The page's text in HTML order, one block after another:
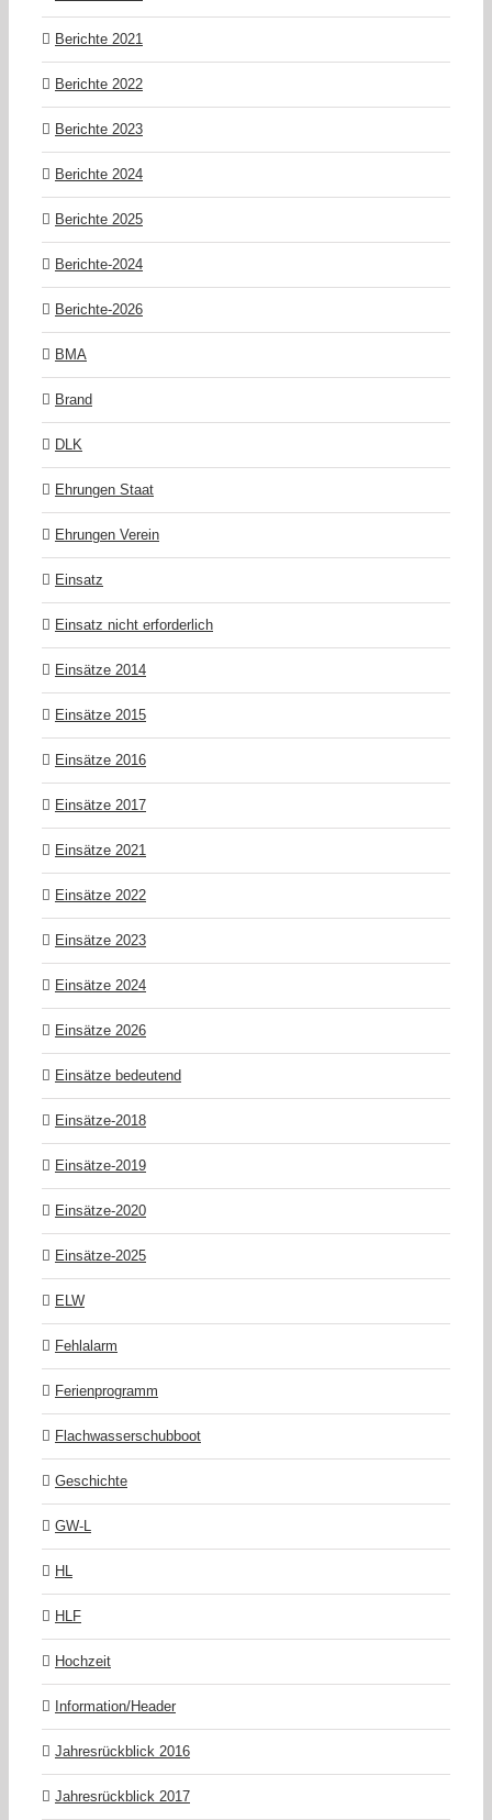
Berichte 2021
Berichte 2022
Berichte 2023
Berichte 2024
Berichte 2025
Berichte-2024
Berichte-2026
BMA
Brand
DLK
Ehrungen Staat
Ehrungen Verein
Einsatz
Einsatz nicht erforderlich
Einsätze 2014
Einsätze 2015
Einsätze 2016
Einsätze 2017
Einsätze 2021
Einsätze 2022
Einsätze 2023
Einsätze 2024
Einsätze 2026
Einsätze bedeutend
Einsätze-2018
Einsätze-2019
Einsätze-2020
Einsätze-2025
ELW
Fehlalarm
Ferienprogramm
Flachwasserschubboot
Geschichte
GW-L
HL
HLF
Hochzeit
Information/Header
Jahresrückblick 2016
Jahresrückblick 2017